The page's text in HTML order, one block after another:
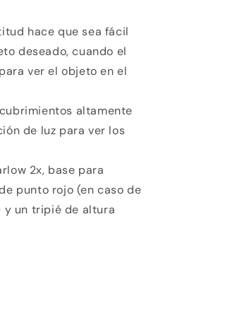
hace que sea fácil
deseado, cuando el
ver el objeto en el
altamente
de luz para ver los
2x, base para
punto rojo (en caso de
y un tripié de altura